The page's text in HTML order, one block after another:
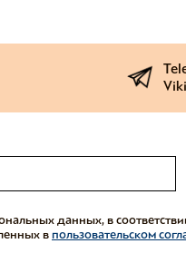
данных, в
впользовательском